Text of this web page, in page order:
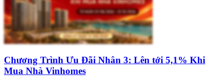
Chương Trình Ưu Đãi Nhân 3: Lên tới 5,1% Khi
Mua Nhà Vinhomes